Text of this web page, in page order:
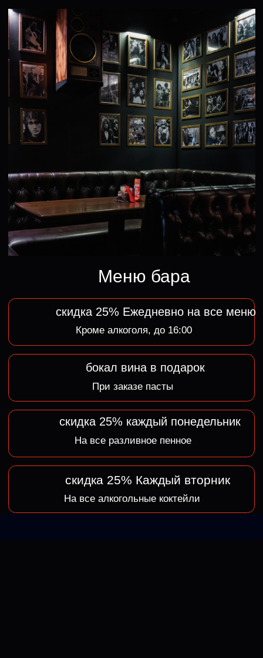
Меню бара
Меню напитков
Меню блюд
При входе в клуб в целях безопасности
осуществляется досмотр личных вещей
и действуют правила фейс-контроля (FC) и дресс-
Для того чтобы ваш отдых был безопасным
ознакомиться с правилами посещения заведения.
Уважаемые гости! Мы рады приветствовать
вас в нашем клубе!
Правила бара
Ознакомиться